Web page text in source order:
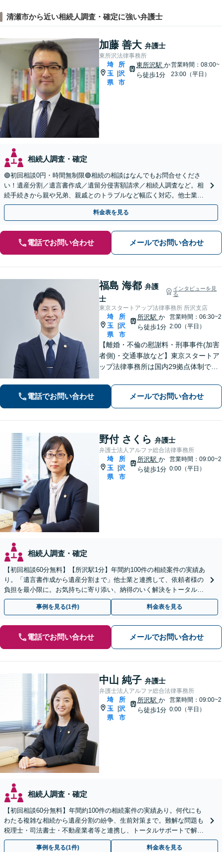
清瀬市から近い相続人調査・確定に強い弁護士
加藤 善大 弁護士
東所沢法律事務所
埼
玉
県
所
沢
市
東所沢駅 か
ら徒歩1分
営業時間：08:00~
23:00（平日）
相続人調査・確定
🟢初回相談0円・時間無制限🟢相続の相談はなんでもお問合せくださ
い！遺産分割／遺言書作成／遺留分侵害額請求／相続人調査など。相
続手続きから親や兄弟、親戚とのトラブルなど幅広く対応。他士業と
も連携可能です【出張相談可】【東所沢駅30秒】
料金表を見る
電話でお問い合わせ メールでお問い合わせ
福島 海都 弁護
士
インタビューを見
る
東京スタートアップ法律事務所 所沢支店
埼
玉
県
所
沢
市
所沢駅 か
ら徒歩1分
営業時間：06:30~2
2:00（平日）
【離婚・不倫の慰謝料・刑事事件(加害
者側)・交通事故など】東京スタートア
ップ法律事務所は国内29拠点体制で全
対応(法律相談は完全予約制)】各分野で
専門性の高い弁護士が寄り添い解決を
サポートします。
電話でお問い合わせ メールでお問い合わせ
野付 さくら 弁護士
弁護士法人アルファ総合法律事務所
埼
玉
県
所
沢
市
所沢駅 か
ら徒歩1分
営業時間：09:00~2
0:00（平日）
相続人調査・確定
【初回相談60分無料】【所沢駅1分】年間約100件の相続案件の実績あ
り。「遺言書作成から遺産分割まで」他士業と連携して、依頼者様の
負担を最小限に。お気持ちに寄り添い、納得のいく解決をトータル・
サポート【当日・夜間（18時まで）の相談可】
事例を見る(1件) 料金表を見る
電話でお問い合わせ メールでお問い合わせ
中山 純子 弁護士
弁護士法人アルファ総合法律事務所
埼
玉
県
所
沢
市
所沢駅 か
ら徒歩1分
営業時間：09:00~2
0:00（平日）
相続人調査・確定
【初回相談60分無料】年間約100件の相続案件の実績あり。何代にも
わたる複雑な相続から遺産分割の紛争、生前対策まで。難解な問題も
税理士・司法書士・不動産業者等と連携し、トータルサポートで解決
へ。まずはお気軽にご相談ください【所沢駅徒歩1分】
事例を見る(1件) 料金表を見る